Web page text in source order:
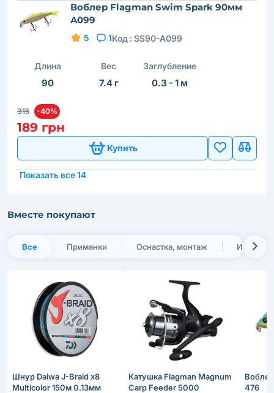
Воблер Flagman Swim Spark 90мм
A099
5 1Код : SS90-A099
Длина
90
Вес
7.4 г
Заглубление
0.3 - 1 м
315 -40%
189 грн
Купить
Показать все 14
Вместе покупают
Все Приманки Оснастка, монтаж
Шнур Daiwa J-Braid x8
Multicolor 150м 0.13мм
Катушка Flagman Magnum
Carp Feeder 5000
476